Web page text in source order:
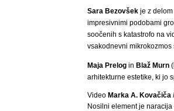
Sara Bezovšek je z
impresivnimi podobami
soočenih s katastrofo na
vsakodnevni
Maja Prelog inBlaž Murn (
arhitekturne estetike, ki jo
VideoMarka A. Kovačiča
Nosilni element je